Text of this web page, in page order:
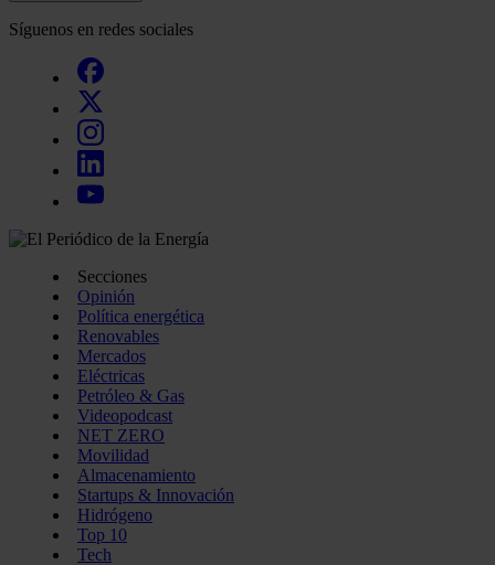
Síguenos en redes sociales
Secciones
Opinión
Política energética
Renovables
Mercados
Eléctricas
Petróleo & Gas
Videopodcast
NET ZERO
Movilidad
Almacenamiento
Startups & Innovación
Hidrógeno
Top 10
Tech